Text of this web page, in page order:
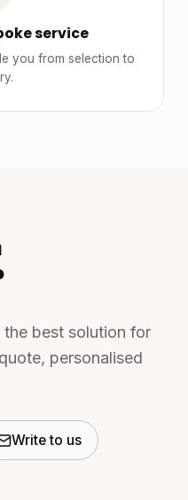
service
you from selection to
best solution for
personalised
Write to us